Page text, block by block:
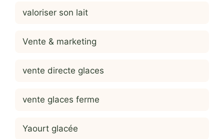
valoriser son lait
Vente & marketing
vente directe glaces
vente glaces ferme
Yaourt glacée